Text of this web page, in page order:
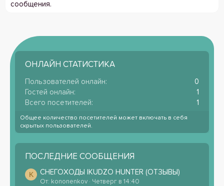
сообщения.
ОНЛАЙН СТАТИСТИКА
Пользователей онлайн
0
Гостей онлайн
1
Всего посетителей
1
Общее количество посетителей может включать в себя
скрытых пользователей.
ПОСЛЕДНИЕ СООБЩЕНИЯ
K СНЕГОХОДЫ IKUDZO HUNTER (ОТЗЫВЫ)
От: kononenkov
Четверг в 14:40